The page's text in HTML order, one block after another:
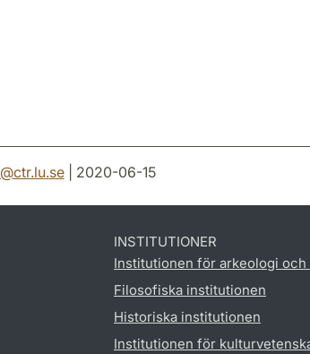
@ctr.lu.se| 2020-06-15
INSTITUTIONER
Institutionen för arkeologi
Filosofiska institutionen
Historiska institutionen
Institutionen för